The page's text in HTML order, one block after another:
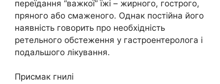
переїдання “важкої” їжі – жирного, гострого,
пряного або смаженого. Однак постійна його
наявність говорить про необхідність
ретельного обстеження у гастроентеролога і
подальшого лікування.
Присмак гнилі